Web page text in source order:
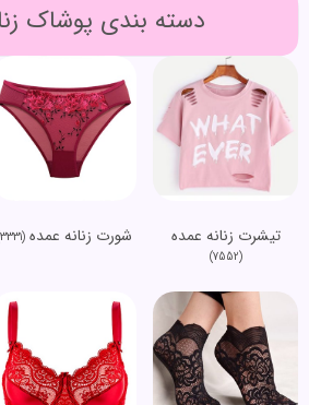
دسته بندی پوشاک
تیشرت زنانه عمده
(7552)
شورت زنانه عمده (3331)